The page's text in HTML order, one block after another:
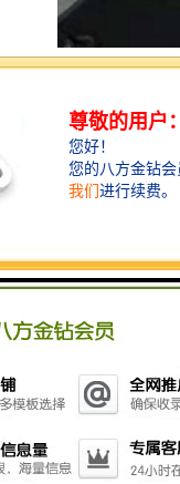
功能特点
2）采样功能：可
外控采样、 串口
3）留样记录功能
间、留样量、
记录。
4）对外接口：
5）断电保护功能